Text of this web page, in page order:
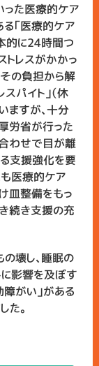
った医療的ケア
「医療的ケア
的に24時間つ
トレスがかかっ
の負担から解
パイト」（休
ますが、十分
労省が行った
わせで目が離
支援強化を要
医療的ケア
皿整備をもっ
続き支援の充
の壊し、睡眠の
影響を及ぼす
がい」がある
た。